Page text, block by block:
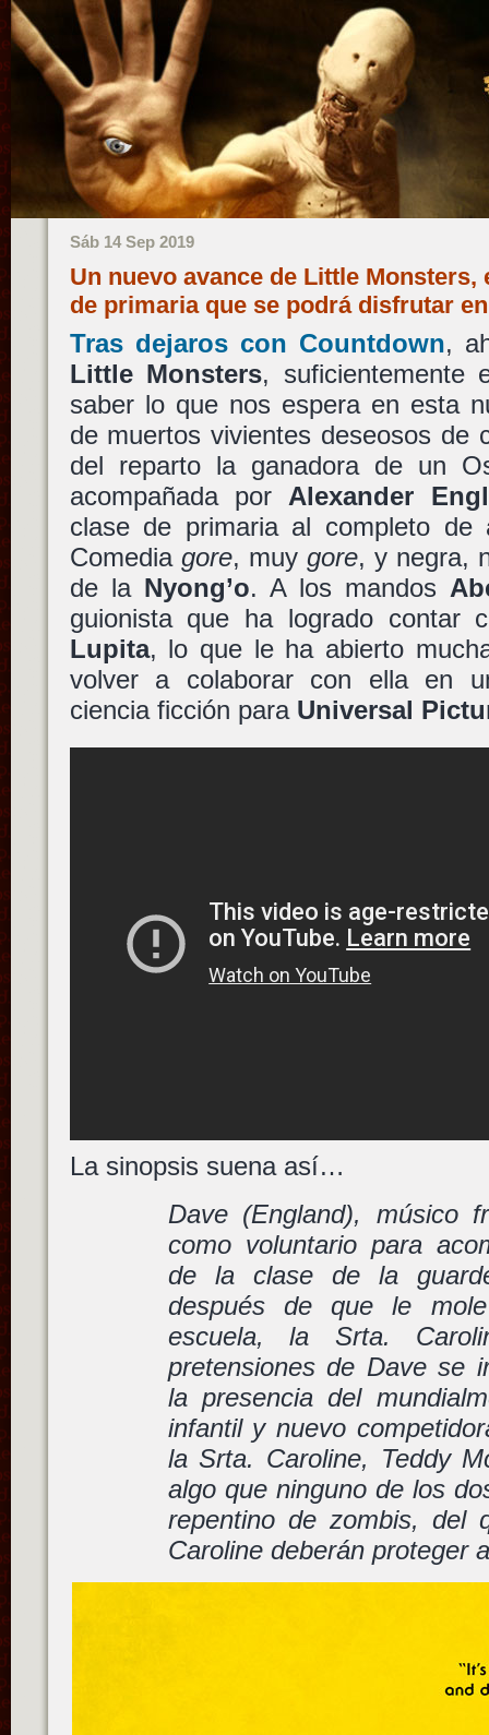
Sáb 14 Sep 2019
Un nuevo avance de Little Monsters,
de primaria que se podrá disfrutar
Tras dejaros con Countdown,
Little Monsters, suficientemente
saber lo que nos espera en esta
de muertos vivientes deseosos
del reparto la ganadora de un
acompañada por Alexander
clase de primaria al completo de
Comedia gore, muy gore, y negra,
de la Nyong’o. A los mandos
guionista que ha logrado contar
Lupita, lo que le ha abierto
volver a colaborar con ella en
ciencia ficción para Universal
La sinopsis suena así…
Dave (England), músico
como voluntario para
de la clase de la
después de que le
escuela, la Srta.
pretensiones de Dave se
la presencia del
infantil y nuevo
la Srta. Caroline, Teddy
algo que ninguno de los
repentino de zombis, del
Caroline deberán proteger